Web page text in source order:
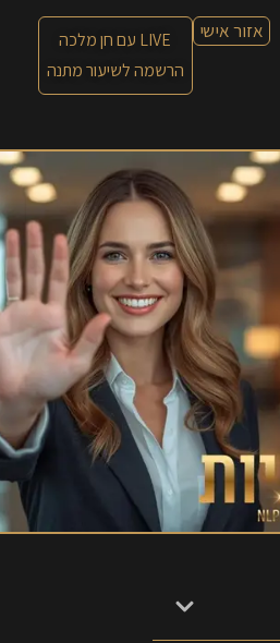
אזור אישי
LIVE עם חן מלכה
הרשמה לשיעור מתנה